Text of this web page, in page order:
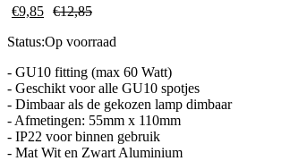
€9,85 €12,85
Status:Op voorraad
- GU10 fitting (max 60 Watt)
- Geschikt voor alle GU10 spotjes
- Dimbaar als de gekozen lamp dimbaar
- Afmetingen: 55mm x 110mm
- IP22 voor binnen gebruik
- Mat Wit en Zwart Aluminium